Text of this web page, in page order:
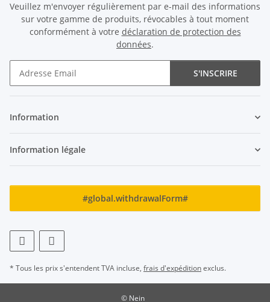
Veuillez m'envoyer régulièrement par e-mail des informations
sur votre gamme de produits, révocables à tout moment
conformément à votre déclaration de protection des
données.
S'INSCRIRE
Information
Information légale
#global.withdrawalForm#
* Tous les prix s'entendent TVA incluse, frais d'expéditionexclus.
© Nein